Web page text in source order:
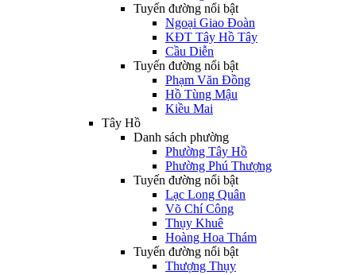
Tuyến đường nổi bật
Ngoại Giao Đoàn
KĐT Tây Hồ Tây
Cầu Diễn
Tuyến đường nổi bật
Phạm Văn Đồng
Hồ Tùng Mậu
Kiều Mai
Tây Hồ
Danh sách phường
Phường Tây Hồ
Phường Phú Thượng
Tuyến đường nổi bật
Lạc Long Quân
Võ Chí Công
Thụy Khuê
Hoàng Hoa Thám
Tuyến đường nổi bật
Thượng Thụy